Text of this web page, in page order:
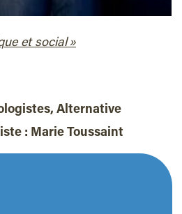
et social »
Alternative
: Marie Toussaint